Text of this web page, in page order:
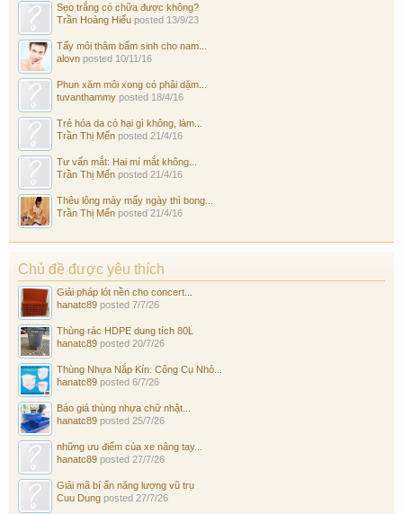
Sẹo trắng có chữa được không?
Trần Hoàng Hiếu posted 13/9/23
Tẩy môi thâm bẩm sinh cho nam...
alovn posted 10/11/16
Phun xăm môi xong có phải dặm...
tuvanthammy posted 18/4/16
Trẻ hóa da có hại gì không, làm...
Trần Thị Mến posted 21/4/16
Tư vấn mắt: Hai mí mắt không...
Trần Thị Mến posted 21/4/16
Thêu lông mày mấy ngày thì bong...
Trần Thị Mến posted 21/4/16
Chủ đề được yêu thích
Giải pháp lót nền cho concert...
hanatc89 posted 7/7/26
Thùng rác HDPE dung tích 80L
hanatc89 posted 20/7/26
Thùng Nhựa Nắp Kín: Công Cụ Nhỏ...
hanatc89 posted 6/7/26
Báo giá thùng nhựa chữ nhật...
hanatc89 posted 25/7/26
những ưu điểm của xe nâng tay...
hanatc89 posted 27/7/26
Giải mã bí ẩn năng lượng vũ trụ
Cuu Dung posted 27/7/26